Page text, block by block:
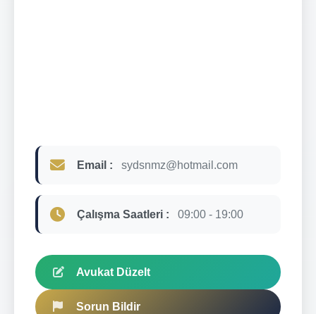
Email : sydsnmz@hotmail.com
Çalışma Saatleri : 09:00 - 19:00
Avukat Düzelt
Sorun Bildir